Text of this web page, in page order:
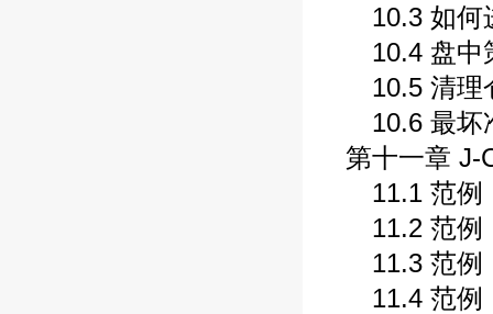
10.3 如何
10.4 盘中
10.5 清理
10.6 最坏
第十一章 J-
11.1 范例
11.2 范例
11.3 范例（
11.4 范例（